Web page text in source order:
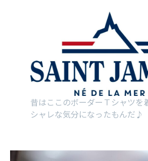
昔はここのボーダーＴシャツを
シャレな気分になったもんだ♪